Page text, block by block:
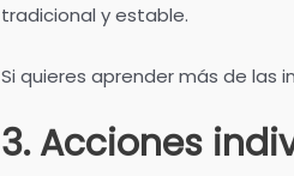
tradicional y estable.
Si quieres aprender más de las
3. Acciones